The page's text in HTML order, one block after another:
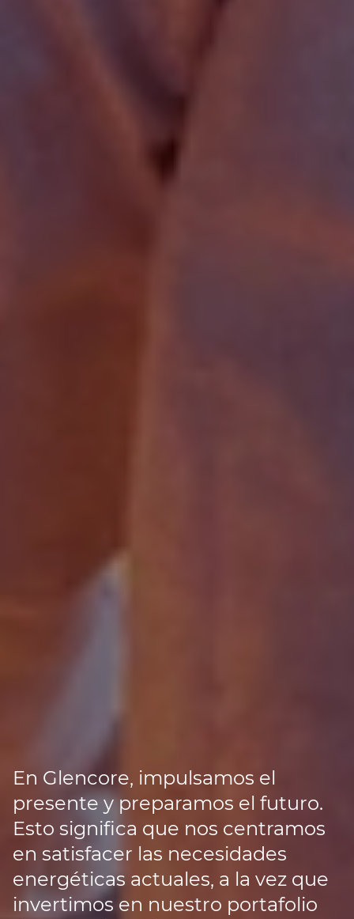
En Glencore, impulsamos el
presente y preparamos el futuro.
Esto significa que nos centramos
en satisfacer las necesidades
energéticas actuales, a la vez que
invertimos en nuestro portafolio